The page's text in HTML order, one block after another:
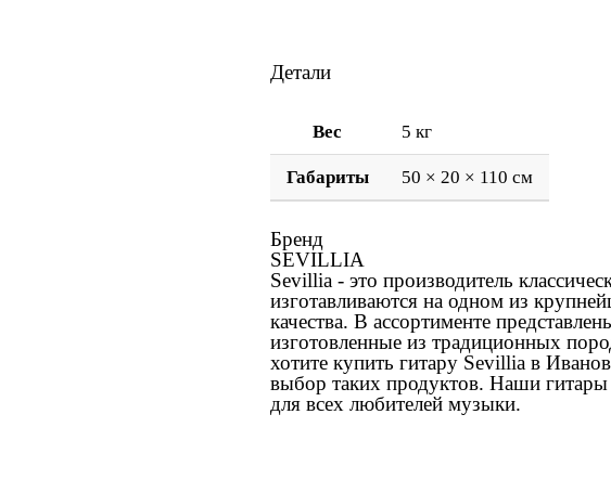
Детали
Вес 5 кг
Габариты 50 × 20 × 110 см
Бренд
SEVILLIA
Sevillia - это производитель
изготавливаются на одном из
качества. В ассортименте
изготовленные из традиционных
хотите купить гитару Sevillia в
выбор таких продуктов. Наши
для всех любителей музыки.